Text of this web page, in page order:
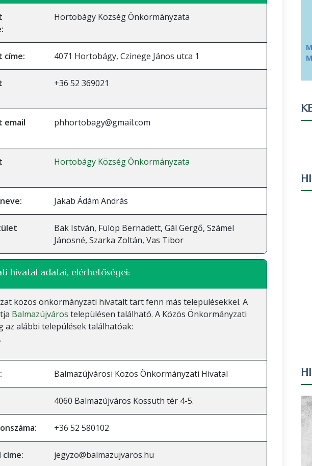
Hortobágy Község Önkormányzata
címe: 4071 Hortobágy, Czinege János utca 1
+36 52 369021
email
phhortobagy@gmail.com
Hortobágy Község Önkormányzata
Jakab Ádám András
Bak István, Fülöp Bernadett, Gál Gergő, Számel
Jánosné, Szarka Zoltán, Vas Tibor
hivatal adatai, elérhetőségei:
közös önkormányzati hivatalt tart fenn más településekkel. A
Balmazújváros településen található. A Közös Önkormányzati
az alábbi települések találhatóak:
.
Balmazújvárosi Közös Önkormányzati Hivatal
4060 Balmazújváros Kossuth tér 4-5.
+36 52 580102
jegyzo@balmazujvaros.hu